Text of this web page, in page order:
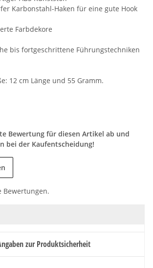
Karbonstahl-Haken für eine gute Hook
Farbdekore
bis fortgeschrittene Führungstechniken
12 cm Länge und 55 Gramm.
Bewertung für diesen Artikel ab und
bei der Kaufentscheidung!
Bewertungen.
zur Produktsicherheit